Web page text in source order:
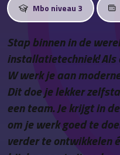
Mbo niveau 3
Stap binnen in de
installatietechniek!
W werk je aan
Dit doe je lekker
een team. Je krijgt in
om je werk goed te
verder te ontwikkelen